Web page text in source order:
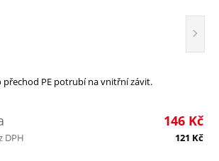
PE potrubí na vnitřní závit.
146 Kč
DPH 121 Kč